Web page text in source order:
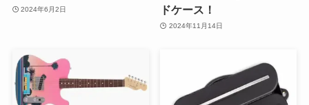
2024年6月2日
ドケース！
2024年11月14日